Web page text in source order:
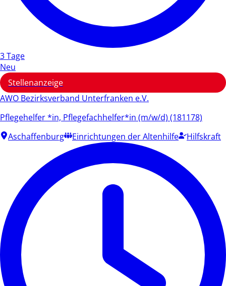
3 Tage
Neu
Stellenanzeige
AWO Bezirksverband Unterfranken e.V.
Pflegehelfer *in, Pflegefachhelfer*in (m/w/d) (181178)
Aschaffenburg
Einrichtungen der Altenhilfe Hilfskraft